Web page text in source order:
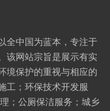
全中国为蓝本，专注于
该网站宗旨是展示有实
境保护的重视与相应的
工；环保技术开发服
；公厕保洁服务；城乡